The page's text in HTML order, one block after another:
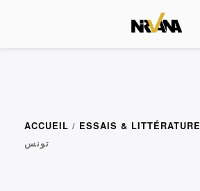
ACCUEIL / ESSAIS & LITTÉRATURE
تونس